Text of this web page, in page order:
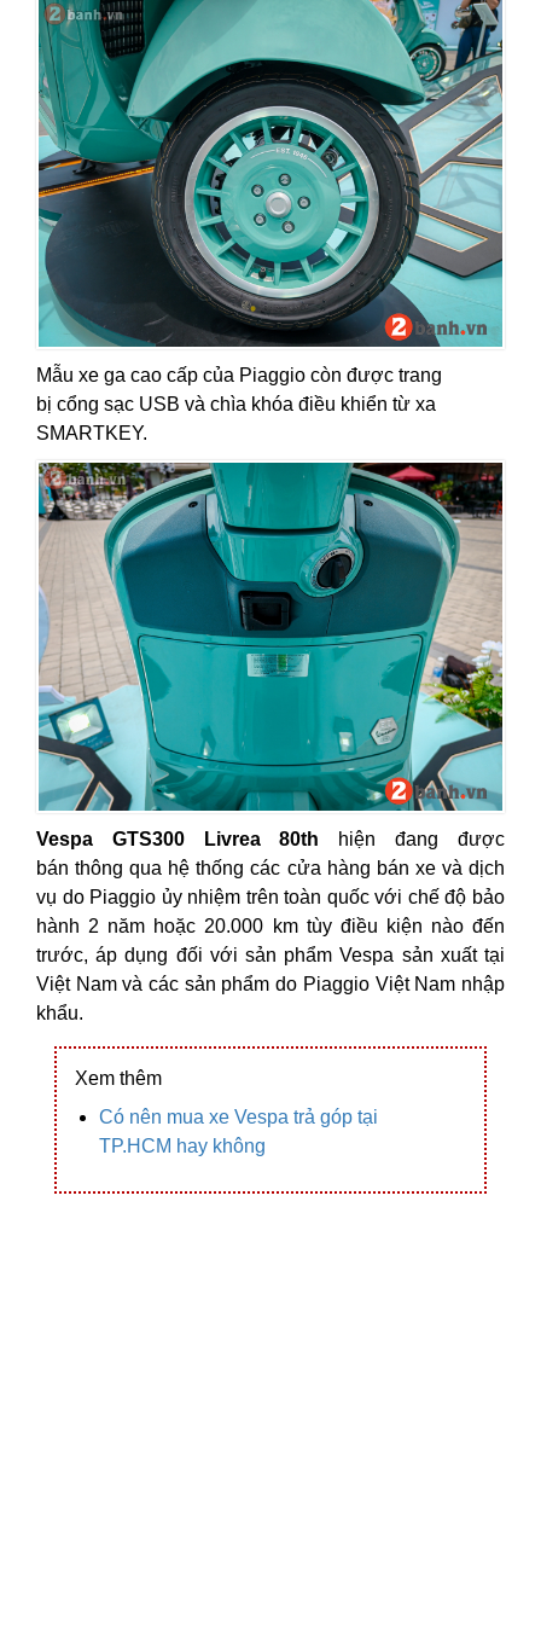
Mẫu xe ga cao cấp của Piaggio còn được trang
bị cổng sạc USB và chìa khóa điều khiển từ xa
SMARTKEY.
Vespa GTS300 Livrea 80th hiện đang được
bán thông qua hệ thống các cửa hàng bán xe vàdịch
vụ do Piaggio ủy nhiệm trên toàn quốc với chế độ bảo
hành 2 năm hoặc 20.000 km tùy điều kiện nào đến
trước, áp dụng đối với sản phẩm Vespa sản xuất tại
Việt Nam và các sản phẩm do Piaggio Việt Nam nhập
khẩu.
Xem thêm
Có nên mua xe Vespa trả góp tại
TP.HCM hay không